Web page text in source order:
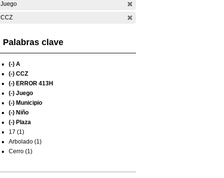
Juego
CCZ
Palabras clave
(-) A
(-) CCZ
(-) ERROR 413H
(-) Juego
(-) Municipio
(-) Niño
(-) Plaza
17 (1)
Arbolado (1)
Cerro (1)